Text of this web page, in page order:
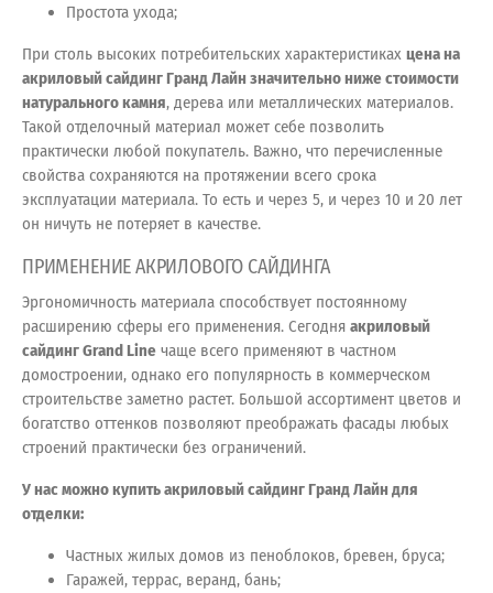
Простота ухода;
При столь высоких потребительских характеристиках цена на
акриловый сайдинг Гранд Лайн значительно ниже стоимости
натурального камня, дерева или металлических материалов.
Такой отделочный материал может себе позволить
практически любой покупатель. Важно, что перечисленные
свойства сохраняются на протяжении всего срока
эксплуатации материала. То есть и через 5, и через 10 и 20 лет
он ничуть не потеряет в качестве.
ПРИМЕНЕНИЕ АКРИЛОВОГО САЙДИНГА
Эргономичность материала способствует постоянному
расширению сферы его применения. Сегодня акриловый
сайдинг Grand Line чаще всего применяют в частном
домостроении, однако его популярность в коммерческом
строительстве заметно растет. Большой ассортимент цветов и
богатство оттенков позволяют преображать фасады любых
строений практически без ограничений.
У нас можно купить акриловый сайдинг Гранд Лайн для
отделки:
Частных жилых домов из пеноблоков, бревен, бруса;
Гаражей, террас, веранд, бань;